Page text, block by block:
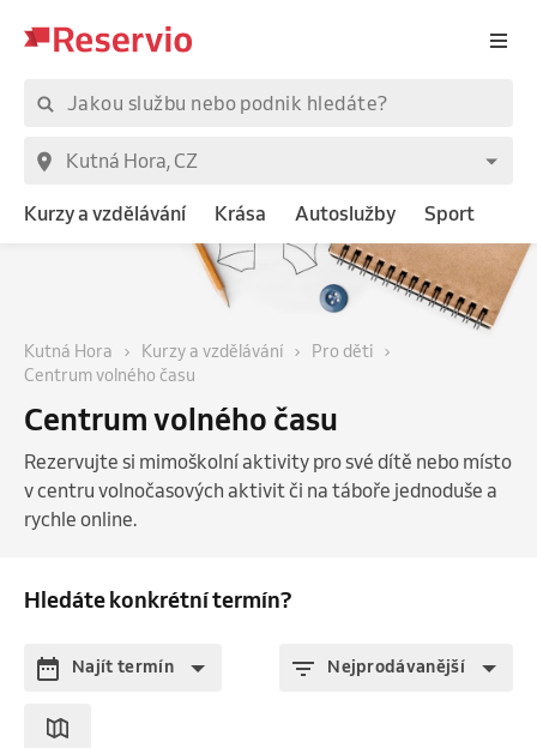
Kurzy a vzdělávání Krása Autoslužby Sport
Kutná Hora Kurzy a vzdělávání
Pro děti
Centrum volného času
Centrum volného času
Rezervujte si mimoškolní aktivity pro své dítě nebo místo
v centru volnočasových aktivit či na táboře jednoduše a
rychle online.
Hledáte konkrétní termín?
Najít termín Nejprodávanější